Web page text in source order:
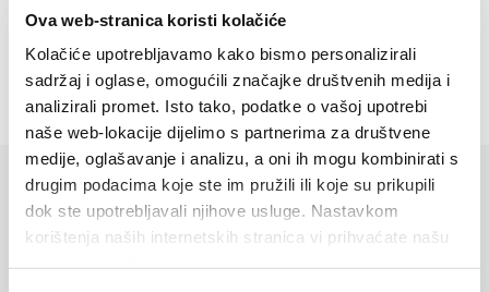
Ova web-stranica koristi kolačiće
Kolačiće upotrebljavamo kako bismo personalizirali
sadržaj i oglase, omogućili značajke društvenih medija i
analizirali promet. Isto tako, podatke o vašoj upotrebi
naše web-lokacije dijelimo s partnerima za društvene
medije, oglašavanje i analizu, a oni ih mogu kombinirati s
drugim podacima koje ste im pružili ili koje su prikupili
dok ste upotrebljavali njihove usluge. Nastavkom
korištenja naših internetskih stranica vi prihvaćate našu
hogy felkerülhessen a horvát turisztikai
érdekességek listájára.
ESEMÉNYEK